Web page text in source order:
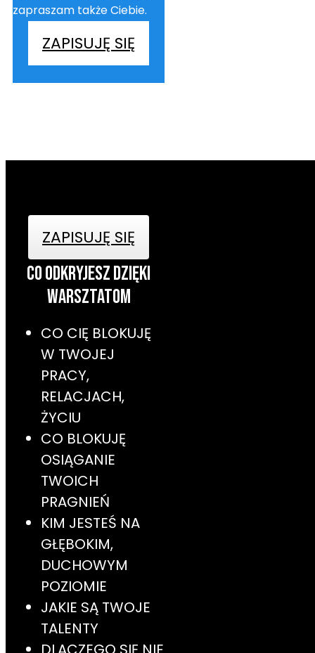
zapraszam także Ciebie.
ZAPISUJĘ SIĘ
ZAPISUJĘ SIĘ
cO ODKRYJESZ DZIĘKI
WARSZTATOM
CO CIĘ BLOKUJĘ
W TWOJEJ
PRACY,
RELACJACH,
ŻYCIU
CO BLOKUJĘ
OSIĄGANIE
TWOICH
PRAGNIEŃ
KIM JESTEŚ NA
GŁĘBOKIM,
DUCHOWYM
POZIOMIE
JAKIE SĄ TWOJE
TALENTY